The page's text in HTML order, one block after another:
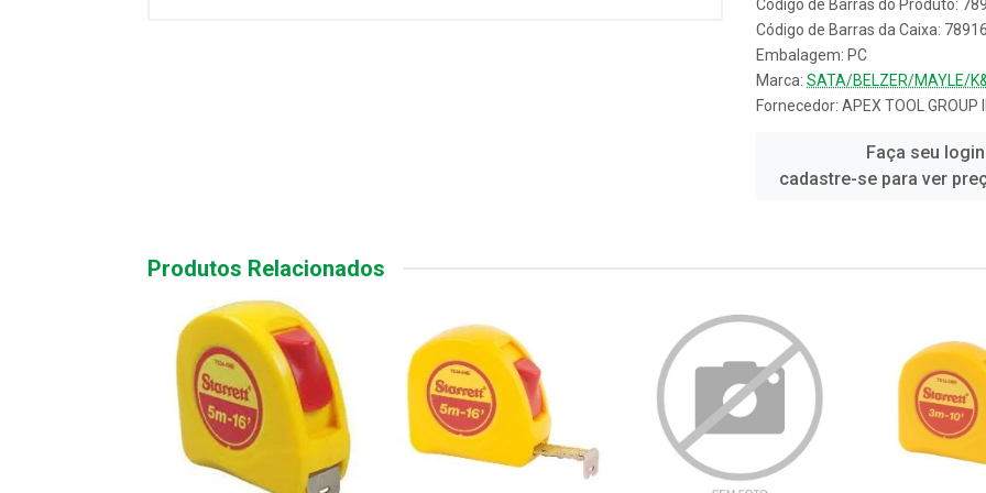
Código de Barras do Produto:
Código de Barras da Caixa:
Embalagem: PC
Marca: SATA/BELZER/MAYLE/
Fornecedor: APEX TOOL GROUP
Faça seu
cadastre-se para ver
Produtos Relacionados